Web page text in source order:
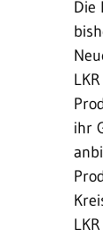
Die
ihr